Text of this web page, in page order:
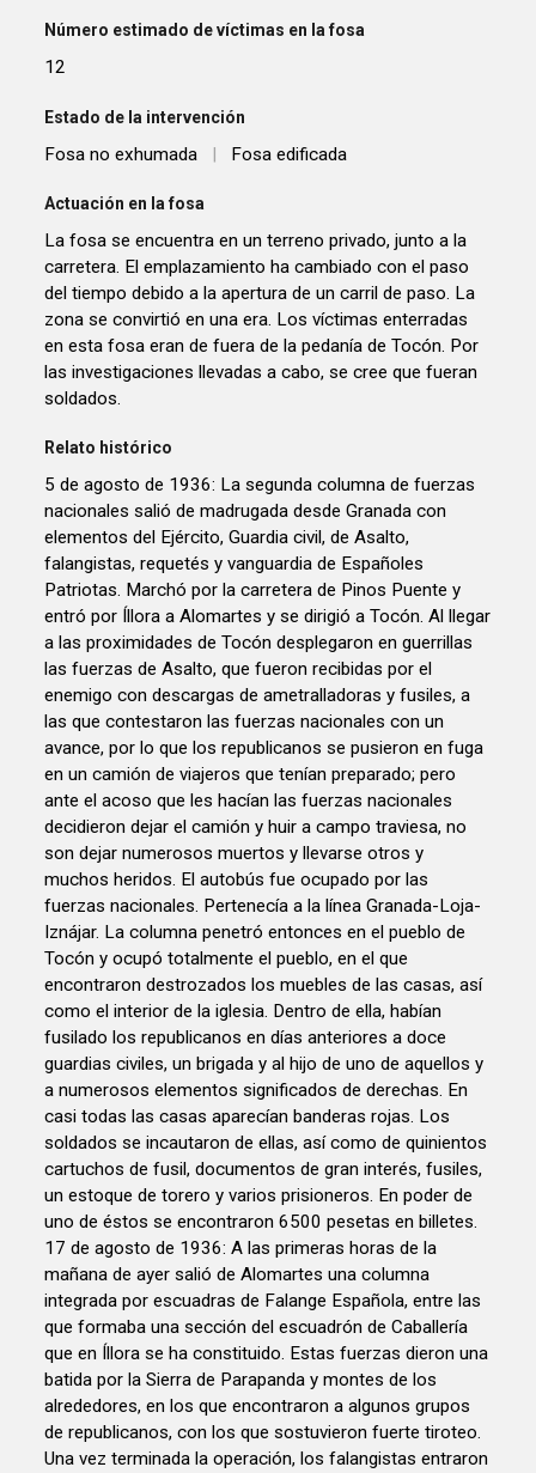
Número estimado de víctimas en la fosa
12
Estado de la intervención
Fosa no exhumada | Fosa edificada
Actuación en la fosa
La fosa se encuentra en un terreno privado, junto a la
carretera. El emplazamiento ha cambiado con el paso
del tiempo debido a la apertura de un carril de paso. La
zona se convirtió en una era. Los víctimas enterradas
en esta fosa eran de fuera de la pedanía de Tocón. Por
las investigaciones llevadas a cabo, se cree que fueran
soldados.
Relato histórico
5 de agosto de 1936: La segunda columna de fuerzas
nacionales salió de madrugada desde Granada con
elementos del Ejército, Guardia civil, de Asalto,
falangistas, requetés y vanguardia de Españoles
Patriotas. Marchó por la carretera de Pinos Puente y
entró por Íllora a Alomartes y se dirigió a Tocón. Al llegar
a las proximidades de Tocón desplegaron en guerrillas
las fuerzas de Asalto, que fueron recibidas por el
enemigo con descargas de ametralladoras y fusiles, a
las que contestaron las fuerzas nacionales con un
avance, por lo que los republicanos se pusieron en fuga
en un camión de viajeros que tenían preparado; pero
ante el acoso que les hacían las fuerzas nacionales
decidieron dejar el camión y huir a campo traviesa, no
son dejar numerosos muertos y llevarse otros y
muchos heridos. El autobús fue ocupado por las
fuerzas nacionales. Pertenecía a la línea Granada-Loja-
Iznájar. La columna penetró entonces en el pueblo de
Tocón y ocupó totalmente el pueblo, en el que
encontraron destrozados los muebles de las casas, así
como el interior de la iglesia. Dentro de ella, habían
fusilado los republicanos en días anteriores a doce
guardias civiles, un brigada y al hijo de uno de aquellos y
a numerosos elementos significados de derechas. En
casi todas las casas aparecían banderas rojas. Los
soldados se incautaron de ellas, así como de quinientos
cartuchos de fusil, documentos de gran interés, fusiles,
un estoque de torero y varios prisioneros. En poder de
uno de éstos se encontraron 6500 pesetas en billetes.
17 de agosto de 1936: A las primeras horas de la
mañana de ayer salió de Alomartes una columna
integrada por escuadras de Falange Española, entre las
que formaba una sección del escuadrón de Caballería
que en Íllora se ha constituido. Estas fuerzas dieron una
batida por la Sierra de Parapanda y montes de los
alrededores, en los que encontraron a algunos grupos
de republicanos, con los que sostuvieron fuerte tiroteo.
Una vez terminada la operación, los falangistas entraron